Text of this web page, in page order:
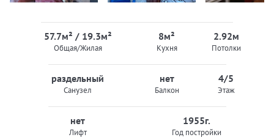
57.7м² / 19.3м²
Общая/Жилая
8м²
Кухня
2.92м
Потолки
раздельный
Санузел
нет
Балкон
4/5
Этаж
нет
Лифт
1955г.
Год постройки